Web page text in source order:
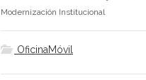
Modernización Institucional
OficinaMóvil